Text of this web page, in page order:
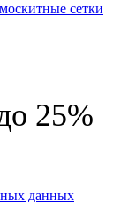
сетки
25%
данных